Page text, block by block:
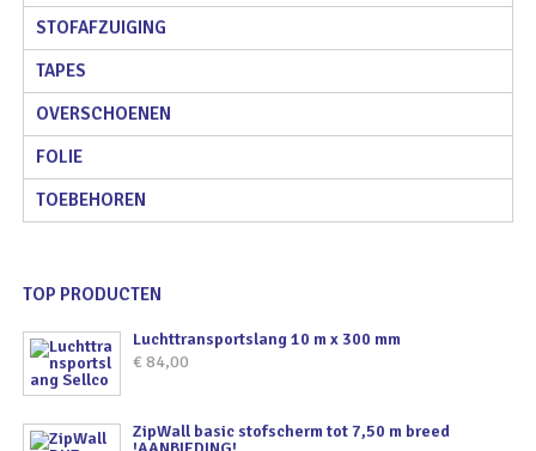
STOFAFZUIGING
TAPES
OVERSCHOENEN
FOLIE
TOEBEHOREN
TOP PRODUCTEN
Luchttransportslang 10 m x 300 mm
€ 84,00
ZipWall basic stofscherm tot 7,50 m breed